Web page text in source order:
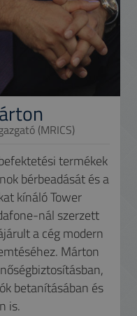
(MRICS)
termékek
bérbeadását és a
kínáló Tower
nál szerzett
a cég modern
Márton
betanításában és
is.